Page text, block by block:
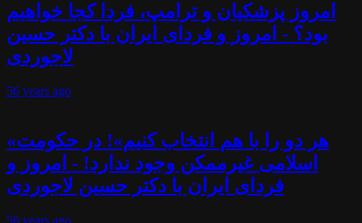
امروز پزشکیان و ترامپ، فردا کجا خواهیم
بود؟ - امروز و فردای ایران با دکتر حسین
لاجوردی
56 years ago
«هر دو را با هم انتخاب کنیم»! در حکومت
اسلامی غیرممکن وجود ندارد! - امروز و
فردای ایران با دکتر حسین لاجوردی
56 years ago